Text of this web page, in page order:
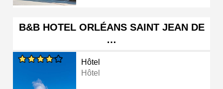
B&B HOTEL ORLÉANS SAINT JEAN DE
…
Hôtel
Hôtel